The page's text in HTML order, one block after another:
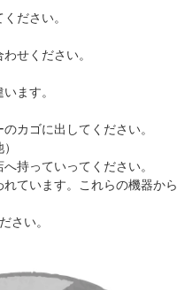
ださい。
せください。
ます。
カゴに出してください。
持っていってください。
ています。これらの機器から
さい。